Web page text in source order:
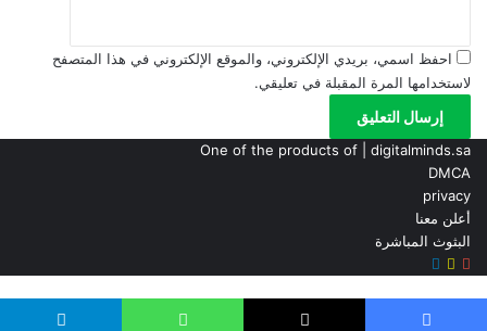
احفظ اسمي، بريدي الإلكتروني، والموقع الإلكتروني في هذا المتصفح
لاستخدامها المرة المقبلة في تعليقي.
One of the products of | digitalminds.sa
DMCA
privacy
أعلن معنا
البثوث المباشرة
‫YouTube
سناب